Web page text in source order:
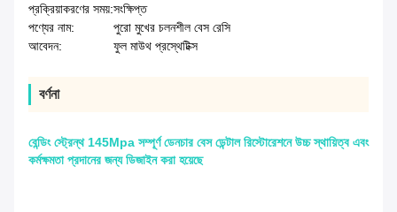
প্রক্রিয়াকরণের সময়:সংক্ষিপ্ত
পণ্যের নাম:
পুরো মুখের চলনশীল বেস রেসি
আবেদন:
ফুল মাউথ প্রস্থেটিক্স
বর্ণনা
বেন্ডিং স্ট্রেন্থ 145Mpa সম্পূর্ণ ডেনচার বেস ডেন্টাল রিস্টোরেশনে উচ্চ স্থায়িত্ব এবং
কর্মক্ষমতা প্রদানের জন্য ডিজাইন করা হয়েছে